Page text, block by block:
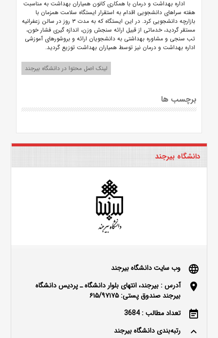
اداره بهداشت و درمان با همکاری کانون همیاران بهداشت به مناسبت
هفته سراهای دانشجویی اقدام به استقرار ایستگاه سلامت همزمان با
بازارچه دانشجویی کرد. در این ایستگاه که به مدت ۳ روز در سالن زعفرانیه
مستقر گردید، خدماتی از قبیل ارائه سنجش وزن، اندازه گیری فشار خون،
تب سنجی و مشاوره بهداشتی به دانشجویان ارائه و بروشورهای آموزشی
اداره بهداشت و درمان نیز توسط همیاران بهداشت توزیع گردید.
لینک اصل محتوا در دانشگاه بیرجند
برچسب ها
دانشگاه بیرجند
language وب سایت دانشگاه بیرجند
location_on
آدرس : بیرجند، انتهای بلوار دانشگاه ـ پردیس دانشگاه
بیرجند صندوق پستی: ۶۱۵/۹۷۱۷۵
event_note تعداد مطالب : 3684
keyboard_arrow_up رتبه‌بندی دانشگاه بیرجند